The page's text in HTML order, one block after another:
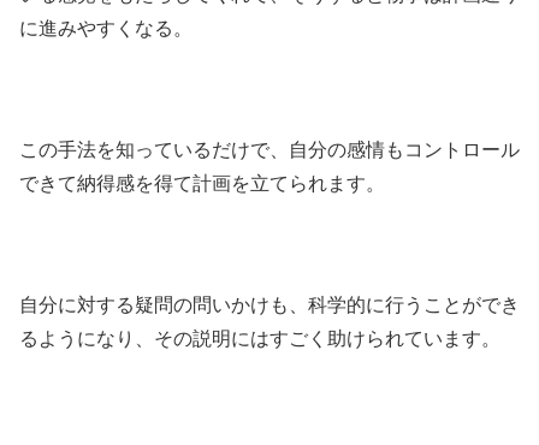
に進みやすくなる。
この手法を知っているだけで、自分の感情もコントロール
できて納得感を得て計画を立てられます。
自分に対する疑問の問いかけも、科学的に行うことができ
るようになり、その説明にはすごく助けられています。